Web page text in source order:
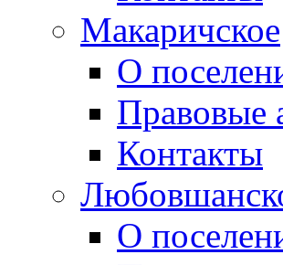
Макаричское
О
Правовые
Контакты
О